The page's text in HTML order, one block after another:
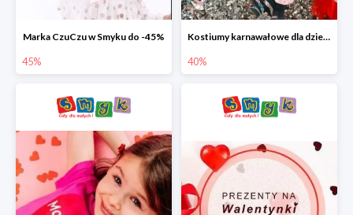
Marka CzuCzu w Smyku do -45%
45%
Kostiumy karnawałowe dla dzieci w Smyku do -40%
40%